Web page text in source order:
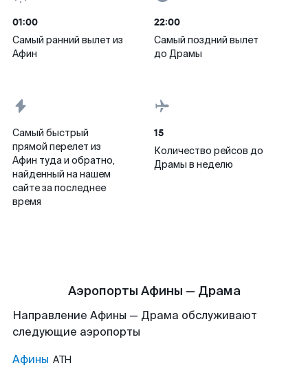
01:00
Самый ранний вылет из
Афин
22:00
Самый поздний вылет
до Драмы
Самый быстрый
прямой перелет из
Афин туда и обратно,
найденный на нашем
сайте за последнее
время
15
Количество рейсов до
Драмы в неделю
Аэропорты Афины — Драма
Направление Афины — Драма обслуживают
следующие аэропорты
Афины ATH